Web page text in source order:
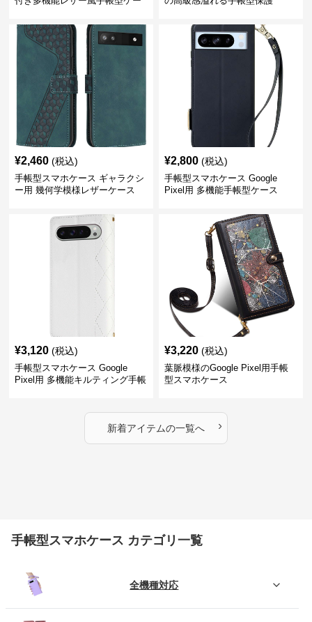
¥2,460 (税込)
手帳型スマホケース ギャラクシ
ー用 幾何学模様レザーケース
¥2,800 (税込)
手帳型スマホケース Google
Pixel用 多機能手帳型ケース
¥3,120 (税込)
手帳型スマホケース Google
Pixel用 多機能キルティング手帳
¥3,220 (税込)
葉脈模様のGoogle Pixel用手帳
型スマホケース
新着アイテムの一覧へ ›
手帳型スマホケース カテゴリ一覧
全機種対応